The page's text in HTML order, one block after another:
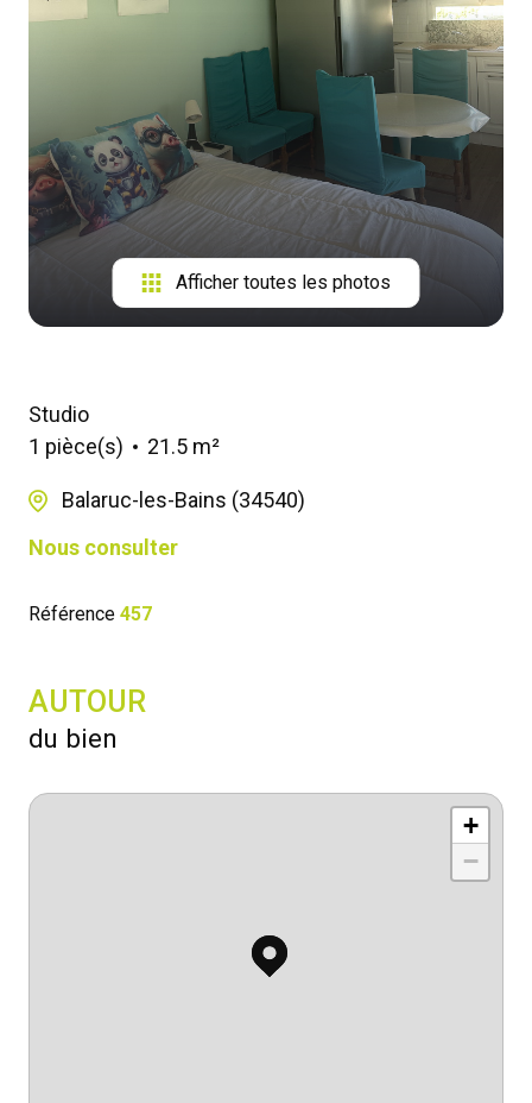
Afficher toutes les photos
Studio
1 pièce(s)
21.5 m²
Balaruc-les-Bains (34540)
Nous consulter
Référence 457
AUTOUR
du bien
+
−